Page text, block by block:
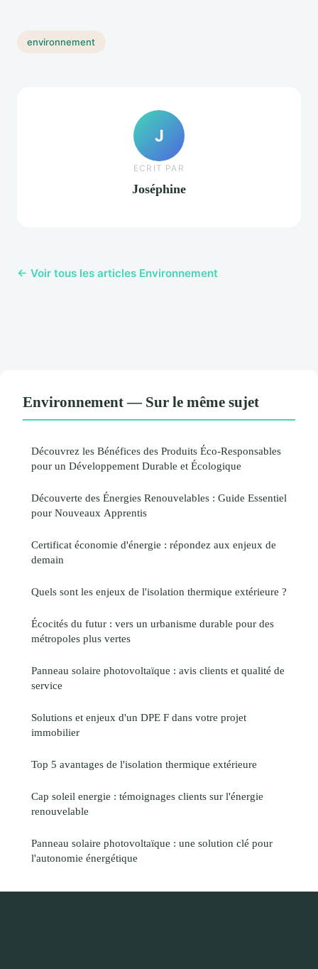
environnement
J
ECRIT PAR
Joséphine
← Voir tous les articles Environnement
Environnement — Sur le même sujet
Découvrez les Bénéfices des Produits Éco-Responsables
pour un Développement Durable et Écologique
Découverte des Énergies Renouvelables : Guide Essentiel
pour Nouveaux Apprentis
Certificat économie d'énergie : répondez aux enjeux de
demain
Quels sont les enjeux de l'isolation thermique extérieure ?
Écocités du futur : vers un urbanisme durable pour des
métropoles plus vertes
Panneau solaire photovoltaïque : avis clients et qualité de
service
Solutions et enjeux d'un DPE F dans votre projet
immobilier
Top 5 avantages de l'isolation thermique extérieure
Cap soleil energie : témoignages clients sur l'énergie
renouvelable
Panneau solaire photovoltaïque : une solution clé pour
l'autonomie énergétique